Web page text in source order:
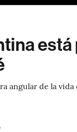
angular de la vida